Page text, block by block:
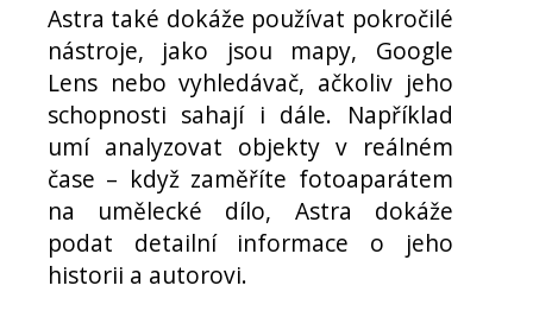
Astra také dokáže používat pokročilé
nástroje, jako jsou mapy, Google
Lens nebo vyhledávač, ačkoliv jeho
schopnosti sahají i dále. Například
umí analyzovat objekty v reálném
čase – když zaměříte fotoaparátem
na umělecké dílo, Astra dokáže
podat detailní informace o jeho
historii a autorovi.